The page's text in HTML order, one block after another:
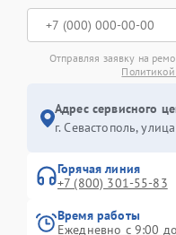
Отправляя заявку на
Адрес сервисного
г. Севастополь,
Горячая линия
+7 (800) 301-55-83
Время работы
Ежедневно с 9:00